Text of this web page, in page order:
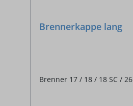
Brennerkappe lang
Brenner 17 / 18 / 18 SC / 26